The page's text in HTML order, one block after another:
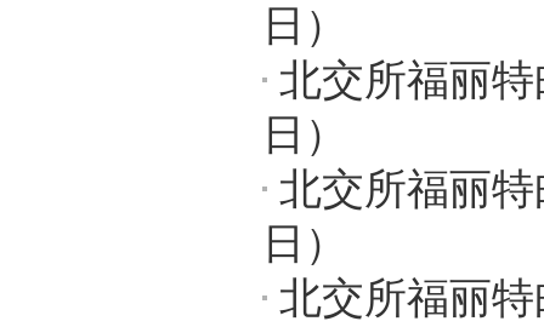
日）
北交所福丽
日）
北交所福丽
日）
北交所福丽